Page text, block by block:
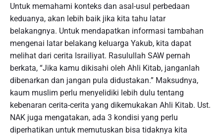
Untuk memahami konteks dan asal-usul perbedaan
keduanya, akan lebih baik jika kita tahu latar
belakangnya. Untuk mendapatkan informasi tambahan
mengenai latar belakang keluarga Yakub, kita dapat
melihat dari cerita Israiliyat. Rasulullah SAW pernah
berkata, “Jika kamu dikisahi oleh Ahli Kitab, janganlah
dibenarkan dan jangan pula didustakan.” Maksudnya,
kaum muslim perlu menyelidiki lebih dulu tentang
kebenaran cerita-cerita yang dikemukakan Ahli Kitab. Ust.
NAK juga mengatakan, ada 3 kondisi yang perlu
diperhatikan untuk memutuskan bisa tidaknya kita